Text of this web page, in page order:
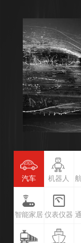
汽车 机器人
智能家居 仪表仪器